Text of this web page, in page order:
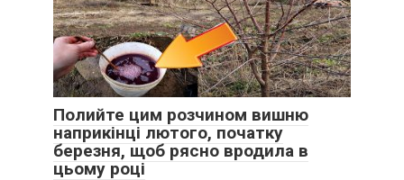
Полийте цим розчином вишню
наприкінці лютого, початку
березня, щоб рясно вродила в
цьому році